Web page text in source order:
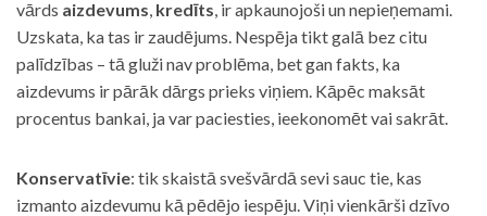
vārds aizdevums, kredīts, ir apkaunojoši un nepieņemami.
Uzskata, ka tas ir zaudējums. Nespēja tikt galā bez citu
palīdzības – tā gluži nav problēma, bet gan fakts, ka
aizdevums ir pārāk dārgs prieks viņiem. Kāpēc maksāt
procentus bankai, ja var paciesties, ieekonomēt vai sakrāt.
Konservatīvie: tik skaistā svešvārdā sevi sauc tie, kas
izmanto aizdevumu kā pēdējo iespēju. Viņi vienkārši dzīvo